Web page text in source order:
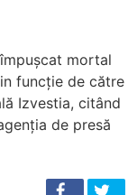
mortal
funcție de către
Izvestia, citând
de presă